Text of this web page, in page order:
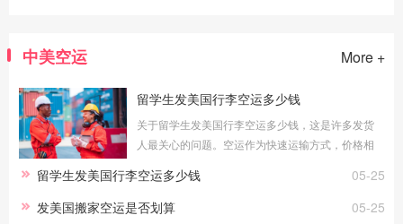
中美空运 More +
留学生发美国行李空运多少钱
关于留学生发美国行李空运多少钱，这是许多发货
人最关心的问题。空运作为快速运输方式，价格相
学生发美国行李空运多少钱的相关知识
05-25
留学生发美国行李空运多少钱
05-25
发美国搬家空运是否划算